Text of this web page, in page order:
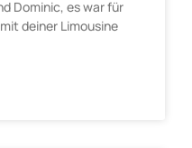
Dominic, es war für
deiner Limousine